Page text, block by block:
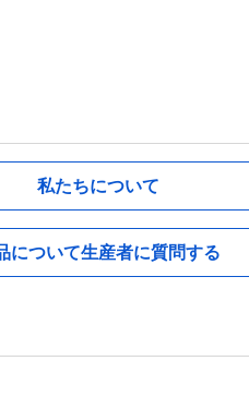
私たちについて
について生産者に質問する